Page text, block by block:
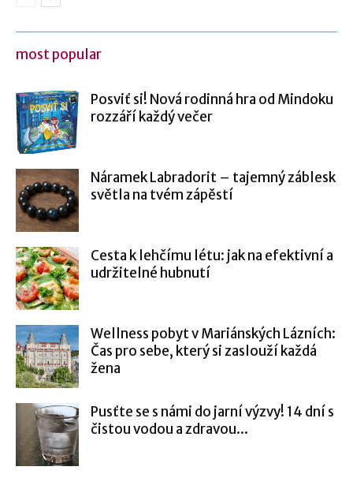
most popular
Posviť si! Nová rodinná hra od Mindoku
rozzáří každý večer
Náramek Labradorit – tajemný záblesk
světla na tvém zápěstí
Cesta k lehčímu létu: jak na efektivní a
udržitelné hubnutí
Wellness pobyt v Mariánských Lázních:
Čas pro sebe, který si zaslouží každá
žena
Pusťte se s námi do jarní výzvy! 14 dní s
čistou vodou a zdravou...